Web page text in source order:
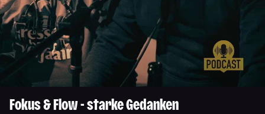
Fokus & Flow - starke Gedanken